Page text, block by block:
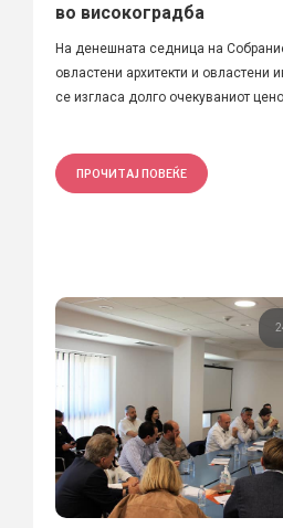
во високоградба
На денешната седница на
овластени архитекти и овластени
се изгласа долго очекуваниот
ПРОЧИТАЈ ПОВЕЌЕ